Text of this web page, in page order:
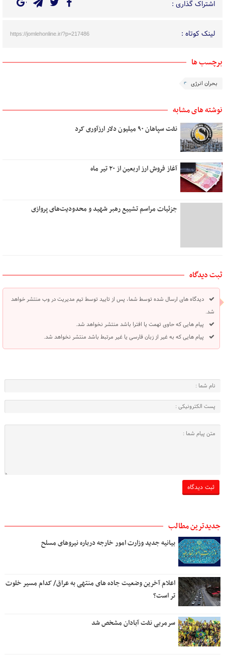
اشتراک گذاری :
لینک کوتاه : https://jomlehonline.ir/?p=217486
برچسب ها
بحران انرژی
نوشته های مشابه
نفت سپاهان ۹۰ میلیون دلار ارزآوری کرد
آغاز فروش ارز اربعین از ۲۰ تیر ماه
جزئیات مراسم تشییع رهبر شهید و محدودیت‌های پروازی
ثبت دیدگاه
دیدگاه های ارسال شده توسط شما، پس از تایید توسط تیم مدیریت در وب منتشر خواهد
شد.
پیام هایی که حاوی تهمت یا افترا باشد منتشر نخواهد شد.
پیام هایی که به غیر از زبان فارسی یا غیر مرتبط باشد منتشر نخواهد شد.
جدیدترین مطالب
بیانیه جدید وزارت امور خارجه درباره نیروهای مسلح
اعلام آخرین وضعیت جاده های منتهی به عراق/ کدام مسیر خلوت
تر است؟
سرمربی نفت آبادان مشخص شد